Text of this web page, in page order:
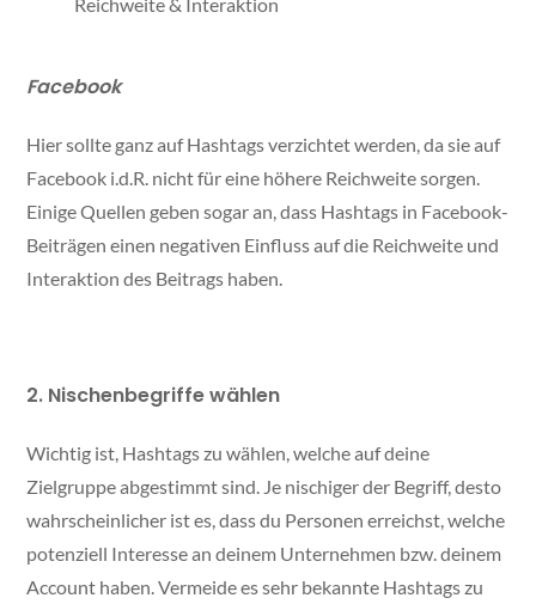
Reichweite & Interaktion
Facebook
Hier sollte ganz auf Hashtags verzichtet werden, da sie auf
Facebook i.d.R. nicht für eine höhere Reichweite sorgen.
Einige Quellen geben sogar an, dass Hashtags in Facebook-
Beiträgen einen negativen Einfluss auf die Reichweite und
Interaktion des Beitrags haben.
2. Nischenbegriffe wählen
Wichtig ist, Hashtags zu wählen, welche auf deine
Zielgruppe abgestimmt sind. Je nischiger der Begriff, desto
wahrscheinlicher ist es, dass du Personen erreichst, welche
potenziell Interesse an deinem Unternehmen bzw. deinem
Account haben. Vermeide es sehr bekannte Hashtags zu